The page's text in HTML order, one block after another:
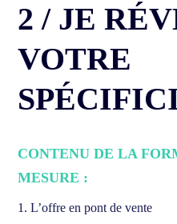
2 / JE
VOTRE
CONTENU DE LA
MESURE :
1. L’offre en pont de vente